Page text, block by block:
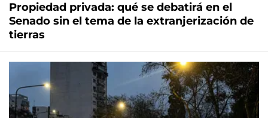
Propiedad privada: qué se debatirá en el
Senado sin el tema de la extranjerización de
tierras